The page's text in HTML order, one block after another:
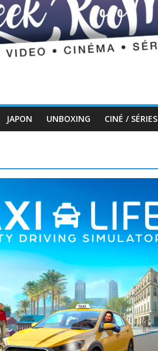
JAPON UNBOXING CINÉ / SÉRIES